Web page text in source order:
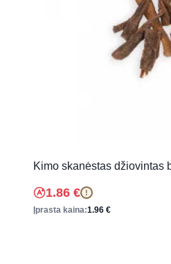
Kimo skanėstas džiovintas
1.86 € !
Įprasta kaina:1.96 €